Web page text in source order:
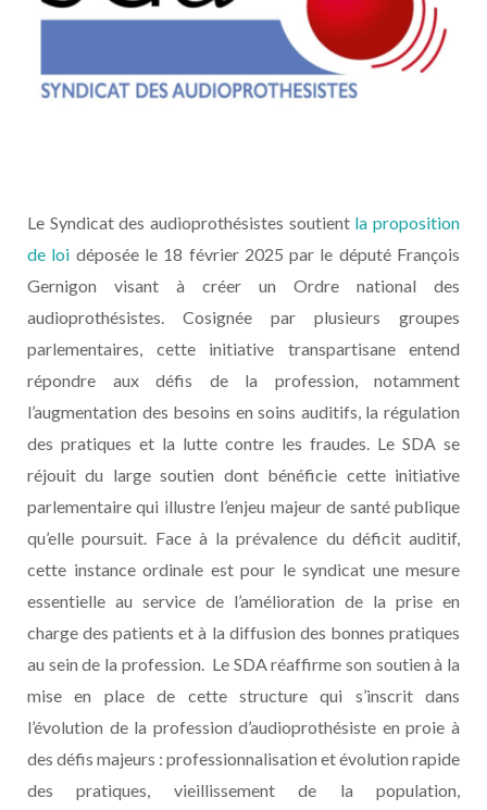
Le Syndicat des audioprothésistes soutient la proposition
de loi déposée le 18 février 2025 par le député François
Gernigon visant à créer un Ordre national des
audioprothésistes. Cosignée par plusieurs groupes
parlementaires, cette initiative transpartisane entend
répondre aux défis de la profession, notamment
l’augmentation des besoins en soins auditifs, la régulation
des pratiques et la lutte contre les fraudes. Le SDA se
réjouit du large soutien dont bénéficie cette initiative
parlementaire qui illustre l’enjeu majeur de santé publique
qu’elle poursuit. Face à la prévalence du déficit auditif,
cette instance ordinale est pour le syndicat une mesure
essentielle au service de l’amélioration de la prise en
charge des patients et à la diffusion des bonnes pratiques
au sein de la profession. Le SDA réaffirme son soutien à la
mise en place de cette structure qui s’inscrit dans
l’évolution de la profession d’audioprothésiste en proie à
des défis majeurs : professionnalisation et évolution rapide
des pratiques, vieillissement de la population,